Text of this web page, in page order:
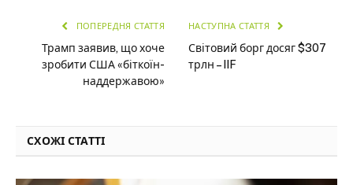
ПОПЕРЕДНЯ СТАТТЯ
Трамп заявив, що хоче
зробити США «біткоїн-
наддержавою»
НАСТУПНА СТАТТЯ
Світовий борг досяг $307
трлн – IIF
СХОЖІ СТАТТІ